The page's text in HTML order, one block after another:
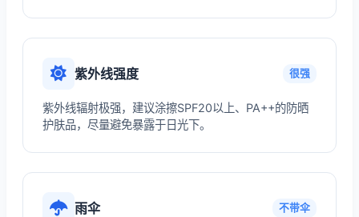
紫外线强度 很强
紫外线辐射极强，建议涂擦SPF20以上、PA++的防晒
护肤品，尽量避免暴露于日光下。
雨伞 不带伞